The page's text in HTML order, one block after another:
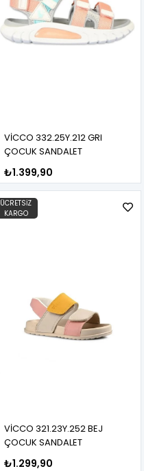
VİCCO 332.25Y.212 GRI
ÇOCUK SANDALET
₺1.399,90
VİCCO 321.23Y.252 BEJ
ÇOCUK SANDALET
₺1.299,90
ÜCRETSIZ
KARGO